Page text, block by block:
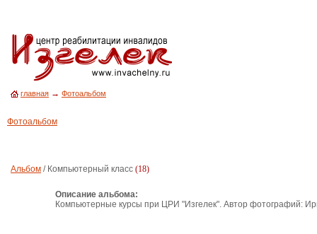
главная → Фотоальбом
Фотоальбом
Альбом / Компьютерный класс (18)
Описание альбома:
Компьютерные курсы при ЦРИ "Изгелек". Автор фотографий: